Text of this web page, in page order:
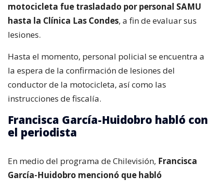
motocicleta fue trasladado por personal SAMU
hasta la Clínica Las Condes, a fin de evaluar sus
lesiones.
Hasta el momento, personal policial se encuentra a
la espera de la confirmación de lesiones del
conductor de la motocicleta, así como las
instrucciones de fiscalía.
Francisca García-Huidobro habló con
el periodista
En medio del programa de Chilevisión, Francisca
García-Huidobro mencionó que habló